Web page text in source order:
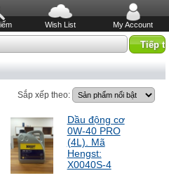
Wish List My Account
Sắp xếp theo:
Dầu động cơ
0W-40 PRO
(4L). Mã
Hengst:
X0040S-4